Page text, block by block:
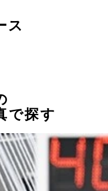
ス
で探す